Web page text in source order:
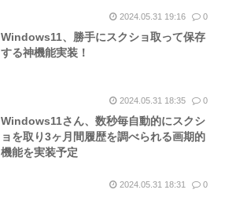
2024.05.31 19:16 0
Windows11、勝手にスクショ取って保存
する神機能実装！
2024.05.31 18:35 0
Windows11さん、数秒毎自動的にスクシ
ョを取り3ヶ月間履歴を調べられる画期的
機能を実装予定
2024.05.31 18:31 0